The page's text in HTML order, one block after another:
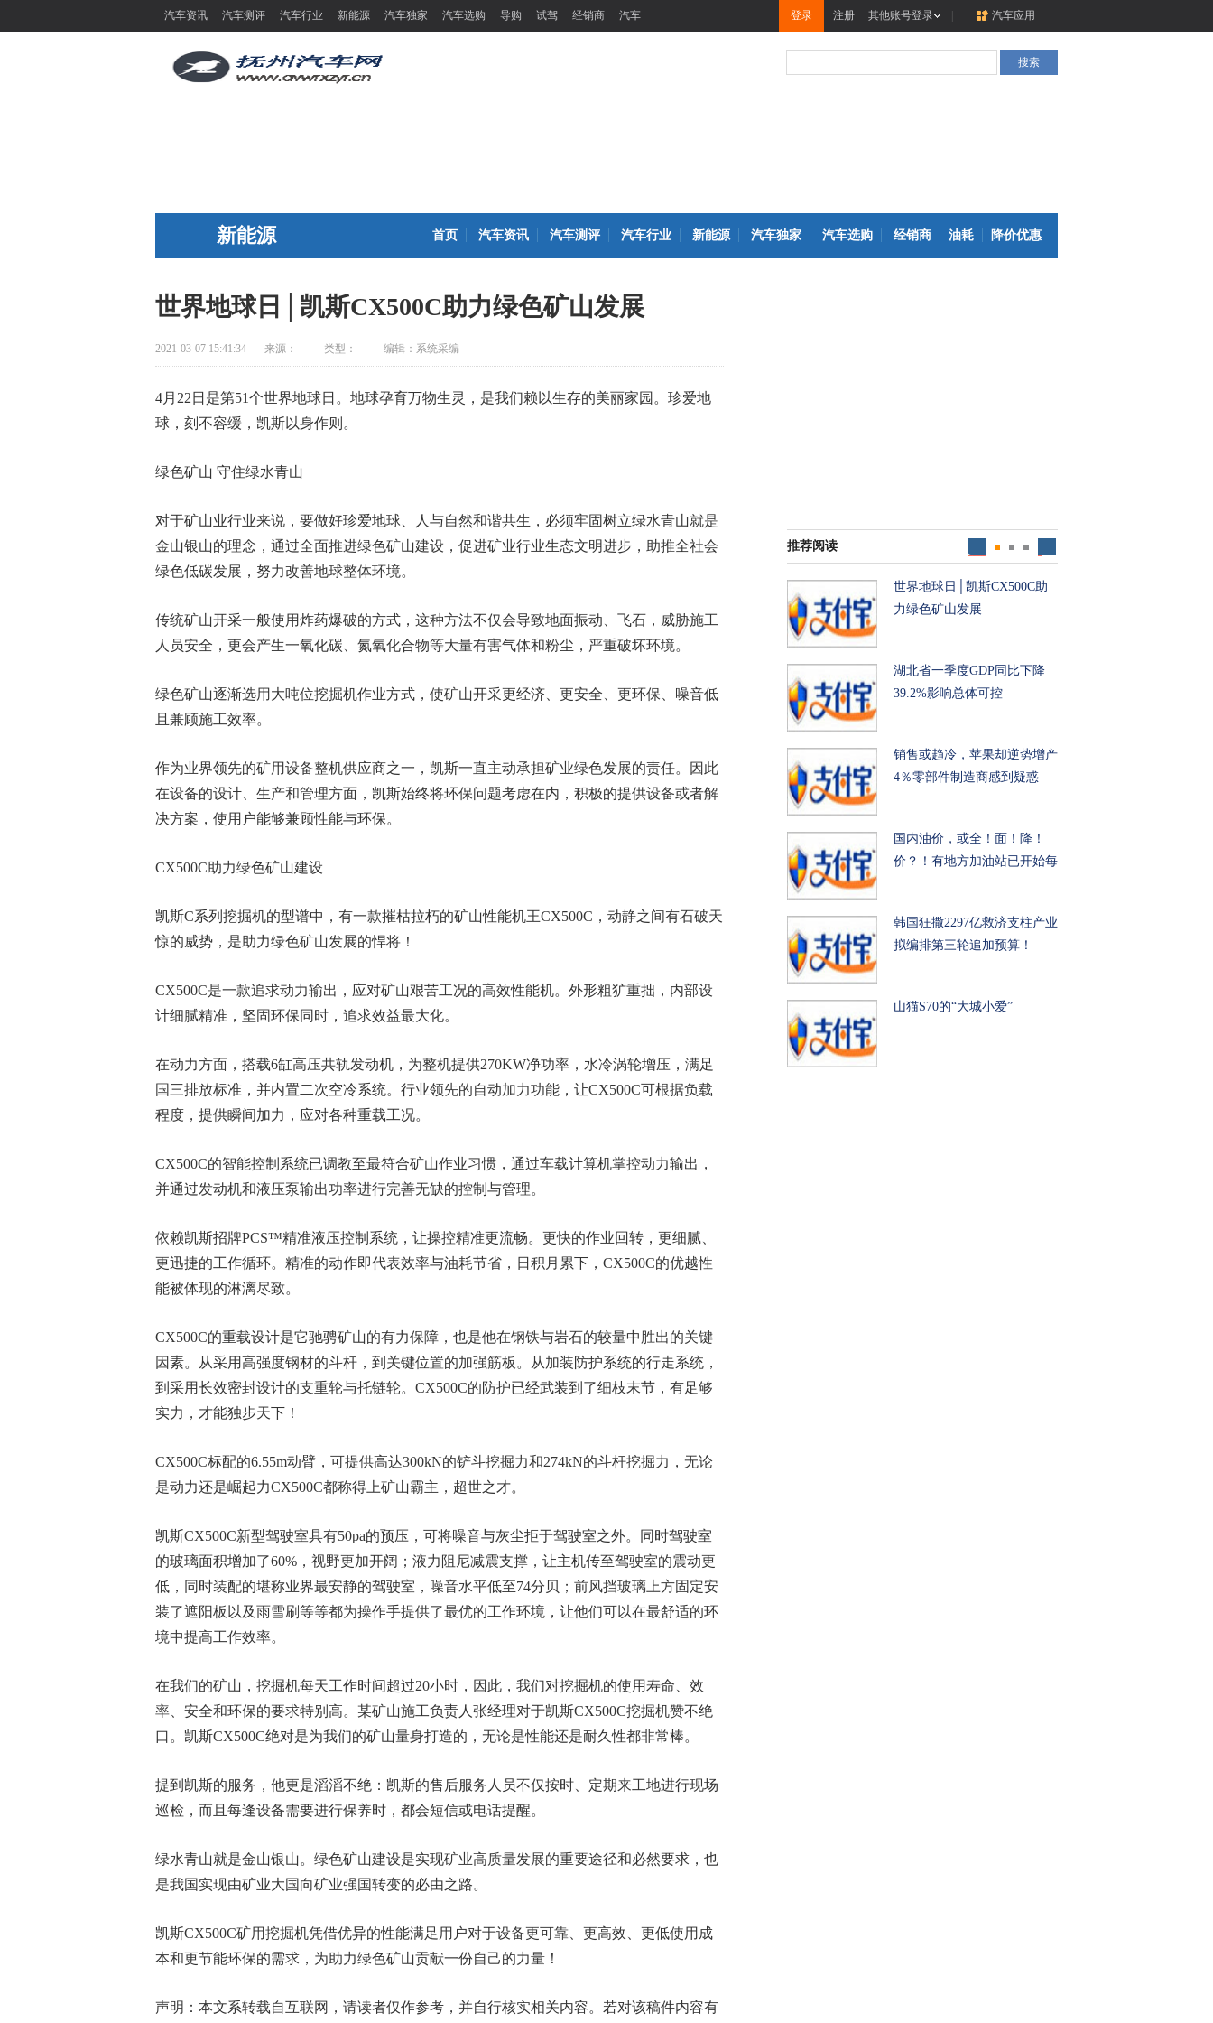
汽车资讯 汽车测评 汽车行业 新能源 汽车独家 汽车选购 导购 试驾 经销商 汽车 汽车应用
登录 注册 其他账号登录
新能源 首页 汽车资讯 汽车测评 汽车行业 新能源 汽车独家 汽车选购 经销商 油耗 降价优惠
世界地球日│凯斯CX500C助力绿色矿山发展
2021-03-07 15:41:34 来源： 类型： 编辑：系统采编
4月22日是第51个世界地球日。地球孕育万物生灵，是我们赖以生存的美丽家园。珍爱地
球，刻不容缓，凯斯以身作则。
绿色矿山 守住绿水青山
对于矿山业行业来说，要做好珍爱地球、人与自然和谐共生，必须牢固树立绿水青山就是
金山银山的理念，通过全面推进绿色矿山建设，促进矿业行业生态文明进步，助推全社会
绿色低碳发展，努力改善地球整体环境。
传统矿山开采一般使用炸药爆破的方式，这种方法不仅会导致地面振动、飞石，威胁施工
人员安全，更会产生一氧化碳、氮氧化合物等大量有害气体和粉尘，严重破坏环境。
绿色矿山逐渐选用大吨位挖掘机作业方式，使矿山开采更经济、更安全、更环保、噪音低
且兼顾施工效率。
作为业界领先的矿用设备整机供应商之一，凯斯一直主动承担矿业绿色发展的责任。因此
在设备的设计、生产和管理方面，凯斯始终将环保问题考虑在内，积极的提供设备或者解
决方案，使用户能够兼顾性能与环保。
CX500C助力绿色矿山建设
凯斯C系列挖掘机的型谱中，有一款摧枯拉朽的矿山性能机王CX500C，动静之间有石破天
惊的威势，是助力绿色矿山发展的悍将！
CX500C是一款追求动力输出，应对矿山艰苦工况的高效性能机。外形粗犷重拙，内部设
计细腻精准，坚固环保同时，追求效益最大化。
在动力方面，搭载6缸高压共轨发动机，为整机提供270KW净功率，水冷涡轮增压，满足
国三排放标准，并内置二次空冷系统。行业领先的自动加力功能，让CX500C可根据负载
程度，提供瞬间加力，应对各种重载工况。
CX500C的智能控制系统已调教至最符合矿山作业习惯，通过车载计算机掌控动力输出，
并通过发动机和液压泵输出功率进行完善无缺的控制与管理。
依赖凯斯招牌PCS™精准液压控制系统，让操控精准更流畅。更快的作业回转，更细腻、
更迅捷的工作循环。精准的动作即代表效率与油耗节省，日积月累下，CX500C的优越性
能被体现的淋漓尽致。
CX500C的重载设计是它驰骋矿山的有力保障，也是他在钢铁与岩石的较量中胜出的关键
因素。从采用高强度钢材的斗杆，到关键位置的加强筋板。从加装防护系统的行走系统，
到采用长效密封设计的支重轮与托链轮。CX500C的防护已经武装到了细枝末节，有足够
实力，才能独步天下！
CX500C标配的6.55m动臂，可提供高达300kN的铲斗挖掘力和274kN的斗杆挖掘力，无论
是动力还是崛起力CX500C都称得上矿山霸主，超世之才。
凯斯CX500C新型驾驶室具有50pa的预压，可将噪音与灰尘拒于驾驶室之外。同时驾驶室
的玻璃面积增加了60%，视野更加开阔；液力阻尼减震支撑，让主机传至驾驶室的震动更
低，同时装配的堪称业界最安静的驾驶室，噪音水平低至74分贝；前风挡玻璃上方固定安
装了遮阳板以及雨雪刷等等都为操作手提供了最优的工作环境，让他们可以在最舒适的环
境中提高工作效率。
在我们的矿山，挖掘机每天工作时间超过20小时，因此，我们对挖掘机的使用寿命、效
率、安全和环保的要求特别高。某矿山施工负责人张经理对于凯斯CX500C挖掘机赞不绝
口。凯斯CX500C绝对是为我们的矿山量身打造的，无论是性能还是耐久性都非常棒。
提到凯斯的服务，他更是滔滔不绝：凯斯的售后服务人员不仅按时、定期来工地进行现场
巡检，而且每逢设备需要进行保养时，都会短信或电话提醒。
绿水青山就是金山银山。绿色矿山建设是实现矿业高质量发展的重要途径和必然要求，也
是我国实现由矿业大国向矿业强国转变的必由之路。
凯斯CX500C矿用挖掘机凭借优异的性能满足用户对于设备更可靠、更高效、更低使用成
本和更节能环保的需求，为助力绿色矿山贡献一份自己的力量！
声明：本文系转载自互联网，请读者仅作参考，并自行核实相关内容。若对该稿件内容有
推荐阅读
世界地球日│凯斯CX500C助
力绿色矿山发展
湖北省一季度GDP同比下降
39.2%影响总体可控
销售或趋冷，苹果却逆势增产
4％零部件制造商感到疑惑
国内油价，或全！面！降！
价？！有地方加油站已开始每
韩国狂撒2297亿救济支柱产业
拟编排第三轮追加预算！
山猫S70的“大城小爱”